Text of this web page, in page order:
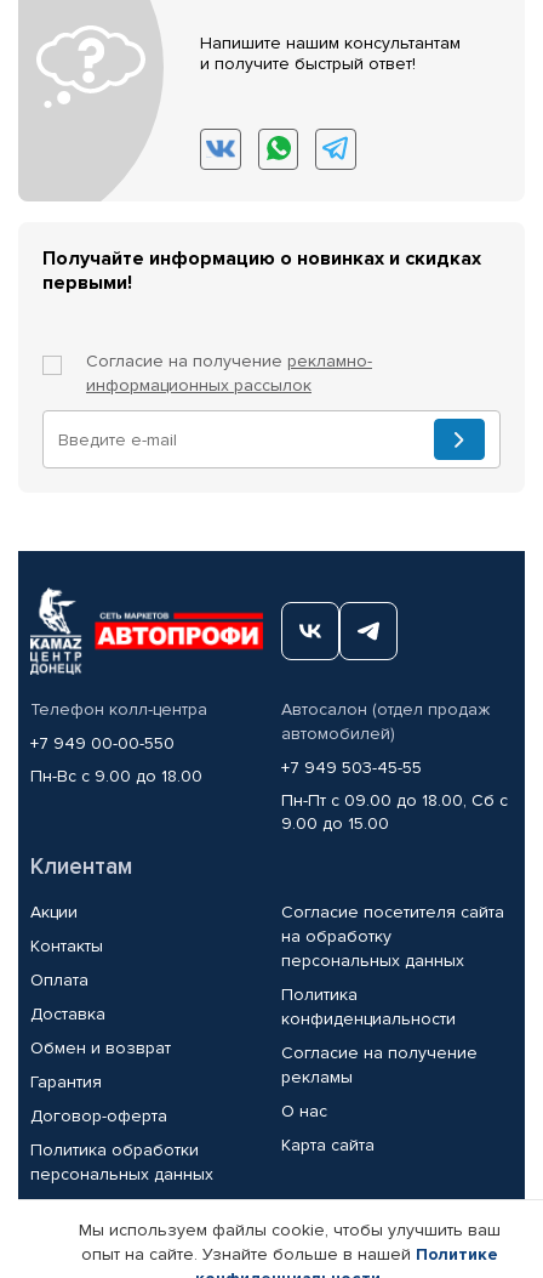
Напишите нашим консультантам
и получите быстрый ответ!
Получайте информацию о новинках и скидках
первыми!
Согласие на получение рекламно-
информационных рассылок
Телефон колл-центра
+7 949 00-00-550
Пн-Вс с 9.00 до 18.00
Автосалон (отдел продаж
автомобилей)
+7 949 503-45-55
Пн-Пт с 09.00 до 18.00, Сб с
9.00 до 15.00
Клиентам
Акции
Контакты
Оплата
Доставка
Обмен и возврат
Гарантия
Договор-оферта
Политика обработки
персональных данных
Согласие посетителя сайта
на обработку
персональных данных
Политика
конфиденциальности
Согласие на получение
рекламы
О нас
Карта сайта
Партнерам
Корпоративным клиентам Реквизиты компании
Мы используем файлы cookie, чтобы улучшить ваш
опыт на сайте. Узнайте больше в нашей Политике